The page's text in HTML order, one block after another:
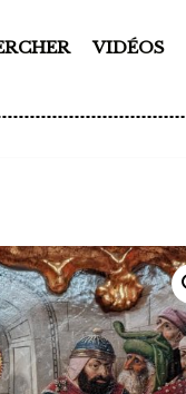
VIDÉOS